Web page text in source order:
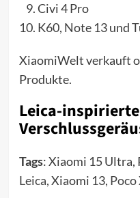
Civi 4 Pro
K60, Note 13 und
XiaomiWelt verkauft
Produkte.
Leica-inspirierte
Tags: Xiaomi 15 Ultra,
Leica, Xiaomi 13, Poco